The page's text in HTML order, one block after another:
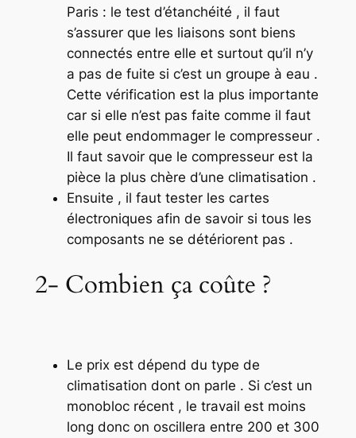
Paris : le test d’étanchéité , il faut
s’assurer que les liaisons sont biens
connectés entre elle et surtout qu’il n’y
a pas de fuite si c’est un groupe à eau .
Cette vérification est la plus importante
car si elle n’est pas faite comme il faut
elle peut endommager le compresseur .
Il faut savoir que le compresseur est la
pièce la plus chère d’une climatisation .
Ensuite , il faut tester les cartes
électroniques afin de savoir si tous les
composants ne se détériorent pas .
2- Combien ça coûte ?
Le prix est dépend du type de
climatisation dont on parle . Si c’est un
monobloc récent , le travail est moins
long donc on oscillera entre 200 et 300